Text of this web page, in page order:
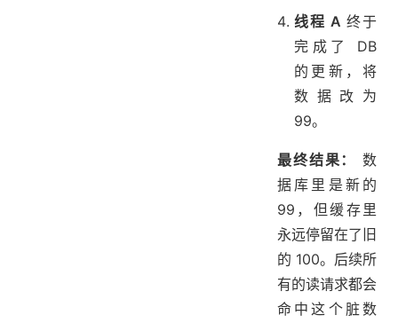
线程 A 终于
完成了 DB
的更新，将
数据改为
99。
最终结果：
数
据库里是新的
99，但缓存里
永远停留在了旧
的 100。后续所
有的读请求都会
命中这个脏数